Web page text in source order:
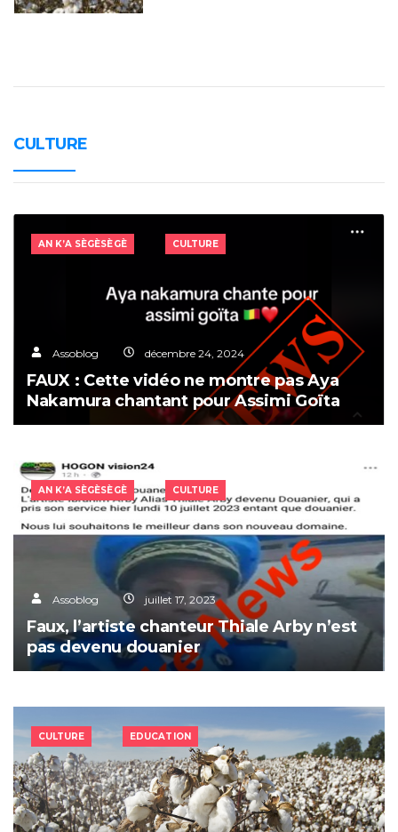
CULTURE
AN K’A SÈGÈSÈGÈ CULTURE
Assoblog décembre 24, 2024
FAUX : Cette vidéo ne montre pas Aya
Nakamura chantant pour Assimi Goïta
AN K’A SÈGÈSÈGÈ CULTURE
Assoblog juillet 17, 2023
Faux, l’artiste chanteur Thiale Arby n’est
pas devenu douanier
CULTURE EDUCATION